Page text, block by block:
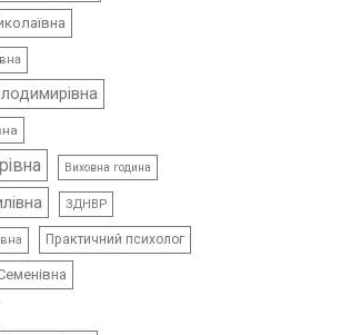
Виховна година
ЗДНВР
Практичний психолог